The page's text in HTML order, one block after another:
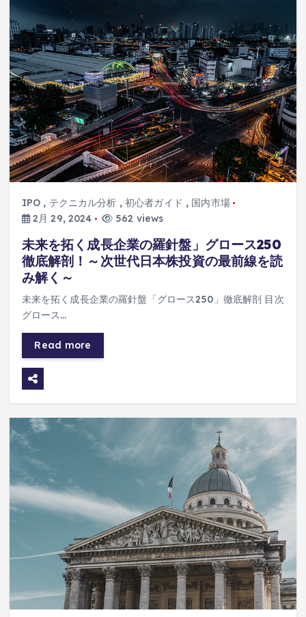
IPO , テクニカル分析 , 初心者ガイド , 国内市場
2月 29, 2024
562 views
未来を拓く成長企業の羅針盤」グロース250
徹底解剖！～次世代日本株投資の最前線を読
み解く～
未来を拓く成長企業の羅針盤「グロース250」徹底解剖 目次
グロース…
Read more